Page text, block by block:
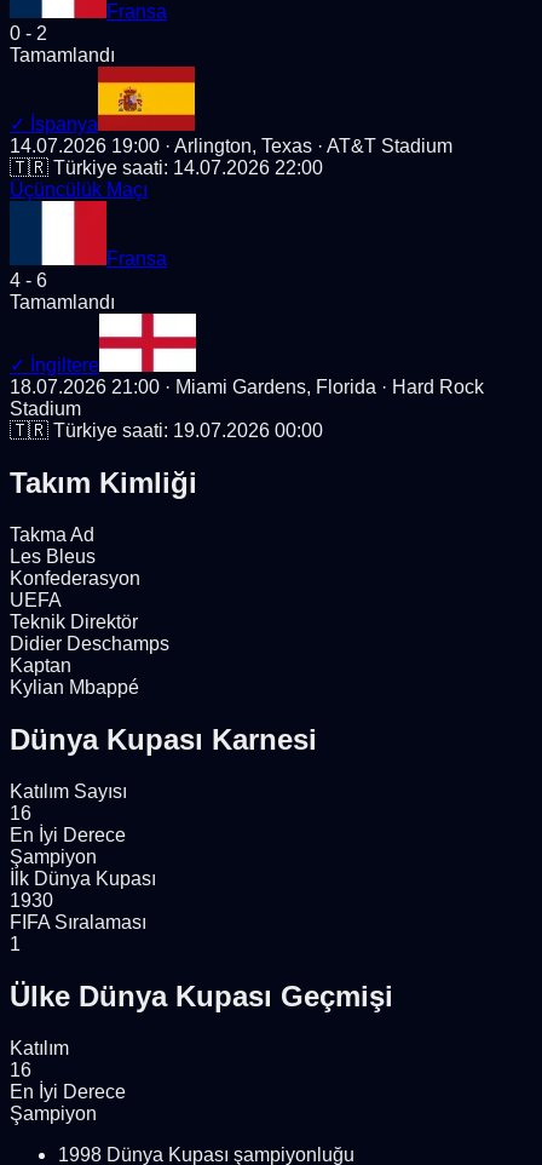
Fransa
0 - 2
Tamamlandı
✓ İspanya
14.07.2026 19:00 · Arlington, Texas · AT&T Stadium
🇹🇷 Türkiye saati: 14.07.2026 22:00
Üçüncülük Maçı
Fransa
4 - 6
Tamamlandı
✓
İngiltere
18.07.2026 21:00 · Miami Gardens, Florida · Hard Rock
Stadium
🇹🇷 Türkiye saati: 19.07.2026 00:00
Takım Kimliği
Takma Ad
Les Bleus
Konfederasyon
UEFA
Teknik Direktör
Didier Deschamps
Kaptan
Kylian Mbappé
Dünya Kupası Karnesi
Katılım Sayısı
16
En İyi Derece
Şampiyon
İlk Dünya Kupası
1930
FIFA Sıralaması
1
Ülke Dünya Kupası Geçmişi
Katılım
16
En İyi Derece
Şampiyon
1998 Dünya Kupası şampiyonluğu